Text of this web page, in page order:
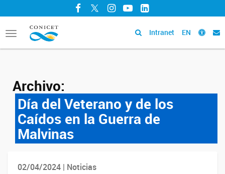
Facebook
TwitterInstagram
YouTubeLinkedIn
Toggle
navigation
Intranet EN
Archivo:
Día del Veterano y de los
Caídos en la Guerra de
Malvinas
02/04/2024 | Noticias